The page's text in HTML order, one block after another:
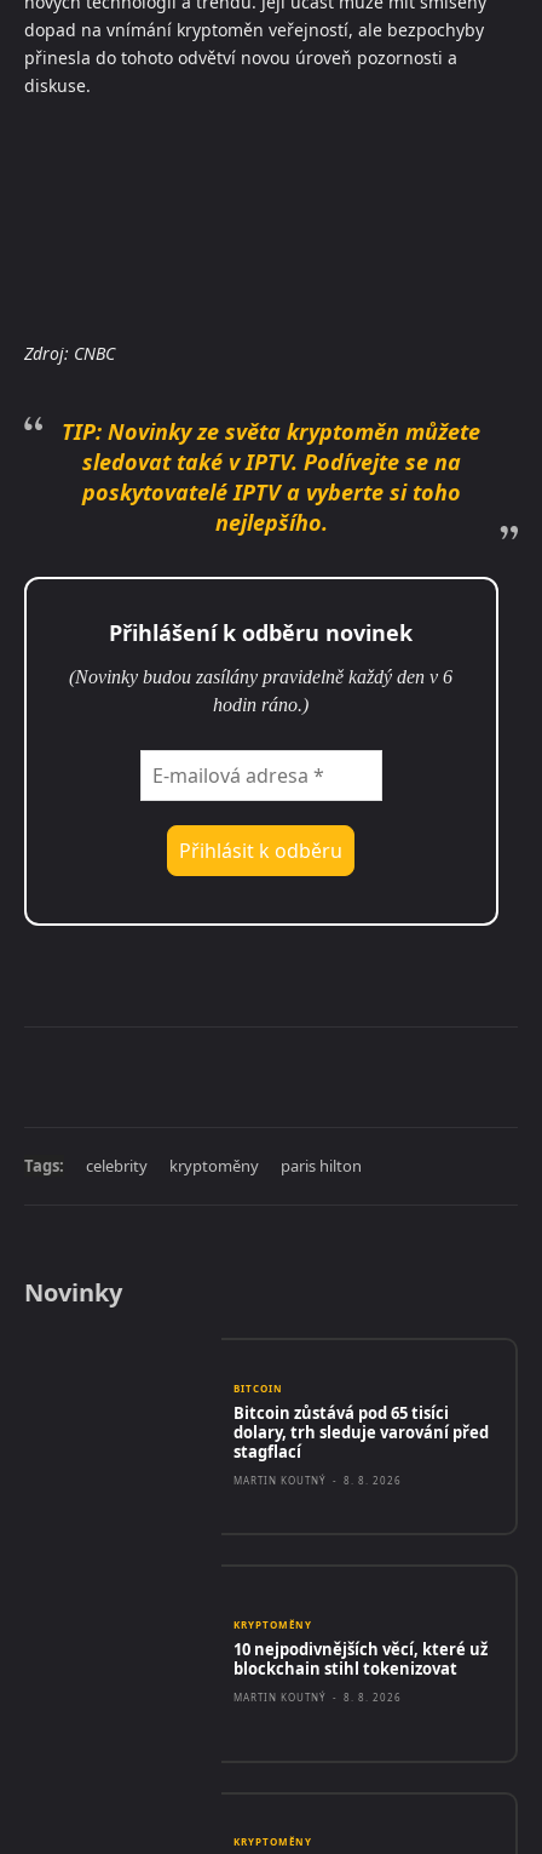
dopad na vnímání kryptoměn veřejností, ale bezpochyby
přinesla do tohoto odvětví novou úroveň pozornosti a
diskuse.
Zdroj: CNBC
TIP: Novinky ze světa kryptoměn můžete
sledovat také v IPTV. Podívejte se na
poskytovatelé IPTVa vyberte si toho
nejlepšího.
Přihlášení k odběru novinek
(Novinky budou zasílány pravidelně každý den v 6
hodin ráno.)
Tags: celebrity kryptoměny paris hilton
Novinky
BITCOIN
Bitcoin zůstává pod 65 tisíci
dolary, trh sleduje varování před
stagflací
MARTIN KOUTNÝ - 8. 8. 2026
KRYPTOMĚNY
10 nejpodivnějších věcí, které už
blockchain stihl tokenizovat
MARTIN KOUTNÝ - 8. 8. 2026
KRYPTOMĚNY